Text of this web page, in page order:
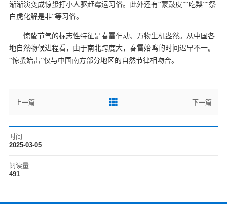
渐渐演变成惊蛰打小人驱赶霉运习俗。此外还有“蒙鼓皮”“吃梨”“祭
白虎化解是非”等习俗。
惊蛰节气的标志性特征是春雷乍动、万物生机盎然。从中国各
地自然物候进程看，由于南北跨度大，春雷始鸣的时间迟早不一。
“惊蛰始雷”仅与中国南方部分地区的自然节律相吻合。
上一篇 下一篇
时间
2025-03-05
阅读量
491